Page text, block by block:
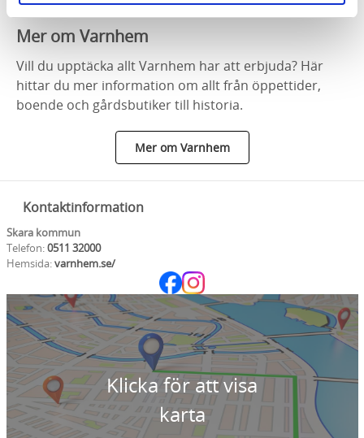
Mer om Varnhem
Vill du upptäcka allt Varnhem har att erbjuda? Här
hittar du mer information om allt från öppettider,
boende och gårdsbutiker till historia.
Mer om Varnhem
Kontaktinformation
Skara kommun
Telefon:0511 32000
Hemsida:varnhem.se/
Klicka för att visa
karta